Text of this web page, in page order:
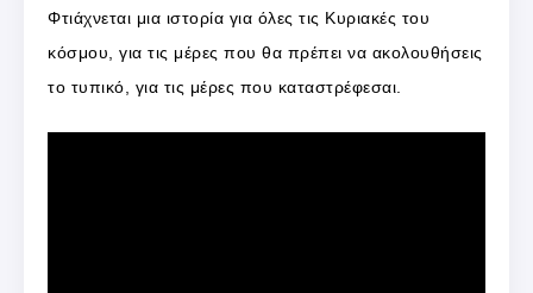
Φτιάχνεται μια ιστορία για όλες τις Κυριακές του
κόσμου, για τις μέρες που θα πρέπει να ακολουθήσεις
το τυπικό, για τις μέρες που καταστρέφεσαι.